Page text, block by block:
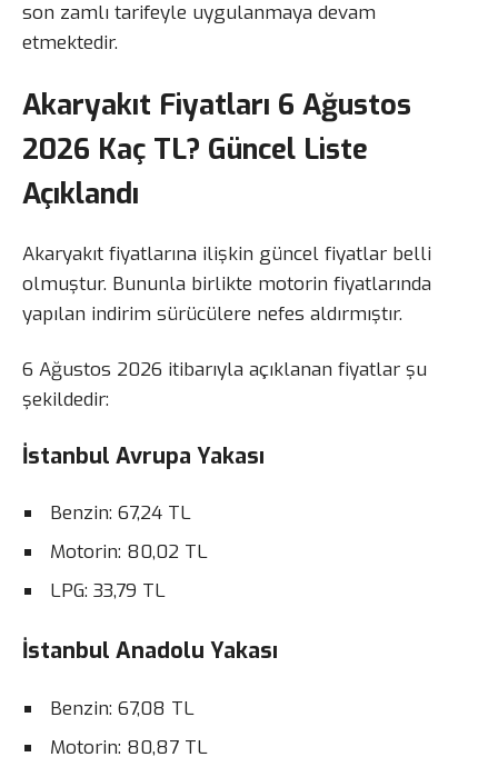
son zamlı tarifeyle uygulanmaya devam
etmektedir.
Akaryakıt Fiyatları 6 Ağustos
2026 Kaç TL? Güncel Liste
Açıklandı
Akaryakıt fiyatlarına ilişkin güncel fiyatlar belli
olmuştur. Bununla birlikte motorin fiyatlarında
yapılan indirim sürücülere nefes aldırmıştır.
6 Ağustos 2026 itibarıyla açıklanan fiyatlar şu
şekildedir:
İstanbul Avrupa Yakası
Benzin: 67,24 TL
Motorin: 80,02 TL
LPG: 33,79 TL
İstanbul Anadolu Yakası
Benzin: 67,08 TL
Motorin: 80,87 TL